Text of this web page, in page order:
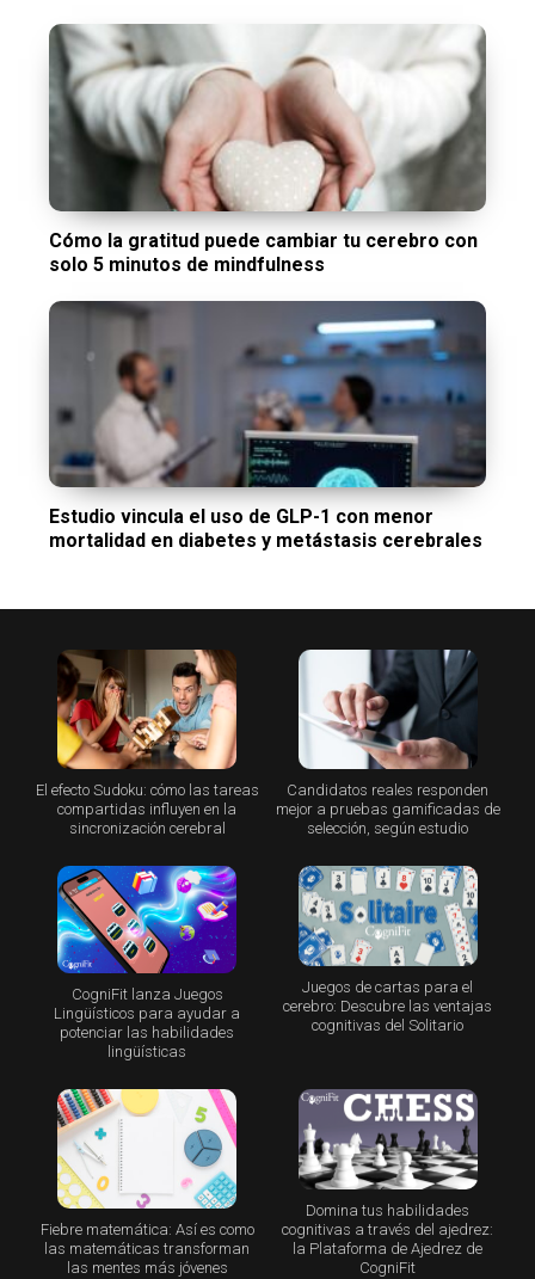
Cómo la gratitud puede cambiar tu cerebro con
solo 5 minutos de mindfulness
Estudio vincula el uso de GLP-1 con menor
mortalidad en diabetes y metástasis cerebrales
El efecto Sudoku: cómo las tareas
compartidas influyen en la
sincronización cerebral
Candidatos reales responden
mejor a pruebas gamificadas de
selección, según estudio
CogniFit lanza Juegos
Lingüísticos para ayudar a
potenciar las habilidades
lingüísticas
Juegos de cartas para el
cerebro: Descubre las ventajas
cognitivas del Solitario
Fiebre matemática: Así es como
las matemáticas transforman
las mentes más jóvenes
Domina tus habilidades
cognitivas a través del ajedrez:
la Plataforma de Ajedrez de
CogniFit